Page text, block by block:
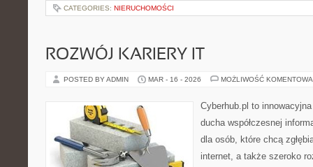
CATEGORIES: NIERUCHOMOŚCI
ROZWÓJ KARIERY IT
POSTED BY ADMIN MAR - 16 - 2026 MOŻLIWOŚĆ
Cyberhub.pl to
ducha współczesnej
dla osób, które chcą
internet, a także szeroko